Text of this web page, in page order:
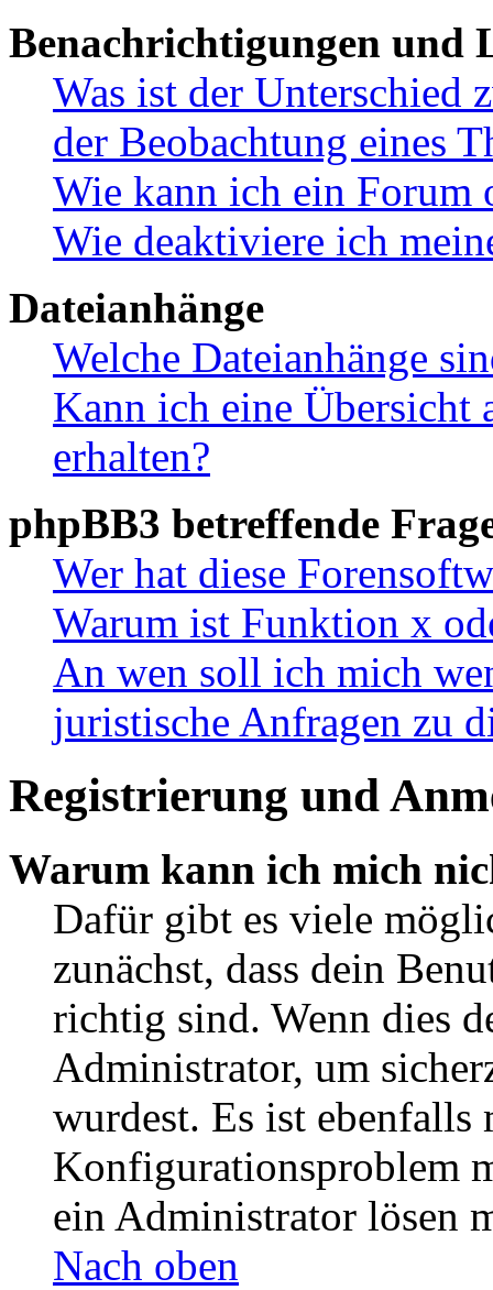
Benachrichtigungen und
Was ist der Unterschied
der Beobachtung eines
Wie kann ich ein Forum
Wie deaktiviere ich
Dateianhänge
Welche Dateianhänge
Kann ich eine Übersicht
erhalten?
phpBB3 betreffende
Wer hat diese
Warum ist Funktion x
An wen soll ich mich
juristische Anfragen zu
Registrierung und
Warum kann ich mich
Dafür gibt es viele
zunächst, dass dein
richtig sind. Wenn dies
Administrator, um
wurdest. Es ist ebenfalls
Konfigurationsproblem
ein Administrator lösen
Nach oben